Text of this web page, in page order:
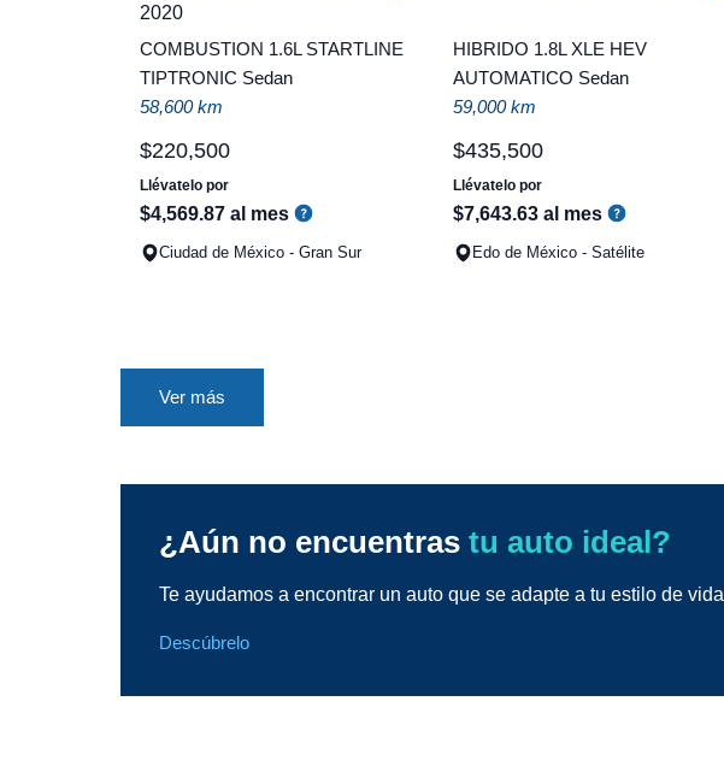
2020
COMBUSTION 1.6L STARTLINE
TIPTRONIC Sedan
58,600 km
$220,500
Llévatelo por
$4,569.87 al mes
Ciudad de México - Gran Sur
HIBRIDO 1.8L XLE HEV
AUTOMATICO Sedan
59,000 km
$435,500
Llévatelo por
$7,643.63 al mes
Edo de México - Satélite
Ver más
¿Aún no encuentras tu auto ideal?
Te ayudamos a encontrar un auto que se adapte a tu estilo de vida
Descúbrelo